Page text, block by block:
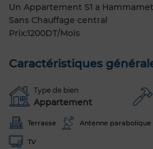
Un Appartement S1 a
Sans Chauffage central
Prix:1200DT/Mois
Caractéristiques
Type de bien
Appartement
Terrasse Antenne parabolique
TV